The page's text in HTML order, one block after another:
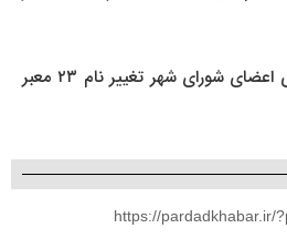
در پایان با حداکثر آرا از سوی اعضای شورای شهر تغییر نام ۲۳ معبر
https://